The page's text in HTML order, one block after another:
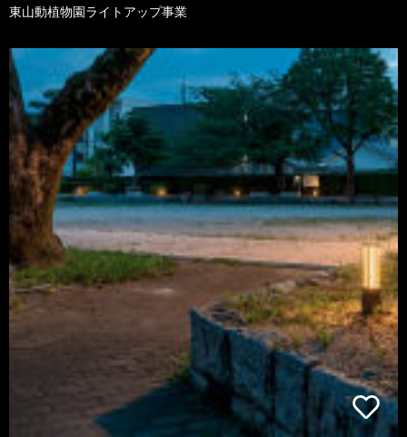
東山動植物園ライトアップ事業